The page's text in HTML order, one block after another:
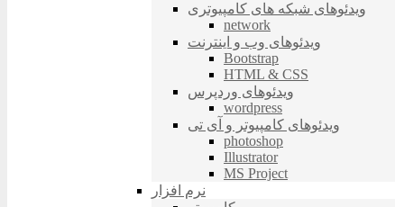
ویدئوهای شبکه های کامپیوتری
network
ویدئوهای وب و اینترنت
Bootstrap
HTML & CSS
ویدئوهای وردپرس
wordpress
ویدئوهای کامپیوتر و آی تی
photoshop
Illustrator
MS Project
نرم افزار